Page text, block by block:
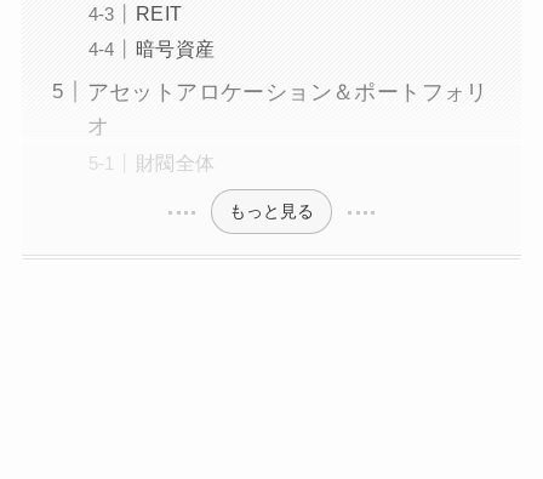
REIT
暗号資産
アセットアロケーション＆ポートフォリ
オ
財閥全体
もっと見る